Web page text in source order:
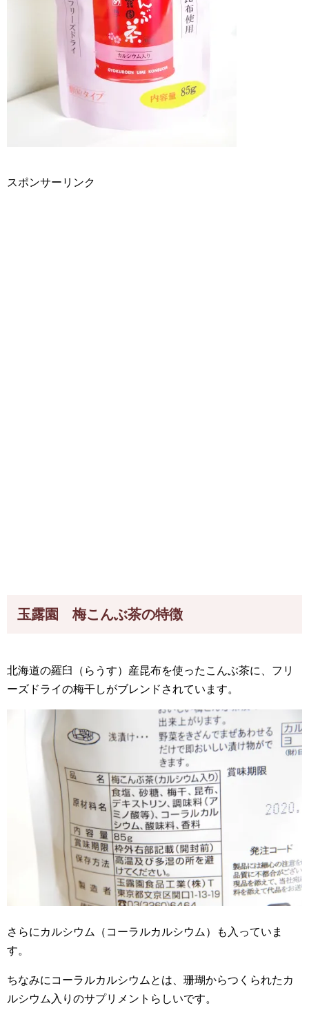
スポンサーリンク
玉露園 梅こんぶ茶の特徴
北海道の羅臼（らうす）産昆布を使ったこんぶ茶に、フリ
ーズドライの梅干しがブレンドされています。
さらにカルシウム（コーラルカルシウム）も入っていま
す。
ちなみにコーラルカルシウムとは、珊瑚からつくられたカ
ルシウム入りのサプリメントらしいです。